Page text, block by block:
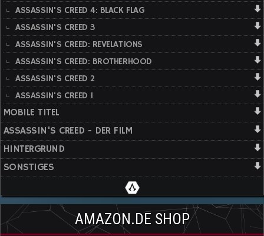
ASSASSIN'S CREED 4: BLACK FLAG
ASSASSIN'S CREED 3
ASSASSIN'S CREED: REVELATIONS
ASSASSIN'S CREED: BROTHERHOOD
ASSASSIN'S CREED 2
ASSASSIN'S CREED 1
MOBILE TITEL
ASSASSIN'S CREED - DER FILM
HINTERGRUND
SONSTIGES
AMAZON.DE SHOP